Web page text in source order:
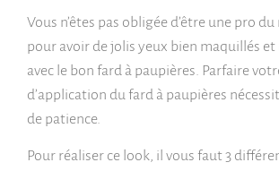
Vous n’êtes pas obligée d’être une pro
pour avoir de jolis yeux bien maquillés et
avec le bon fard à paupières. Parfaire
d’application du fard à paupières
de patience.
Pour réaliser ce look, il vous faut 3